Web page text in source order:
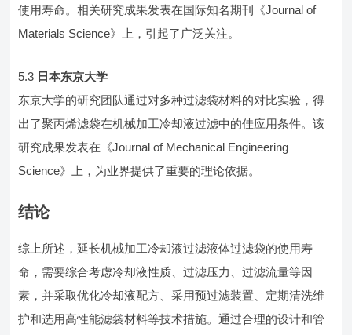
使用寿命。相关研究成果发表在国际知名期刊《Journal of
Materials Science》上，引起了广泛关注。
5.3 日本东京大学
东京大学的研究团队通过对多种过滤袋材料的对比实验，得
出了聚丙烯滤袋在机械加工冷却液过滤中的佳应用条件。该
研究成果发表在《Journal of Mechanical Engineering
Science》上，为业界提供了重要的理论依据。
结论
综上所述，延长机械加工冷却液过滤液体过滤袋的使用寿
命，需要综合考虑冷却液性质、过滤压力、过滤流量等因
素，并采取优化冷却液配方、采用预过滤装置、定期清洗维
护和选用高性能滤袋材料等技术措施。通过合理的设计和管